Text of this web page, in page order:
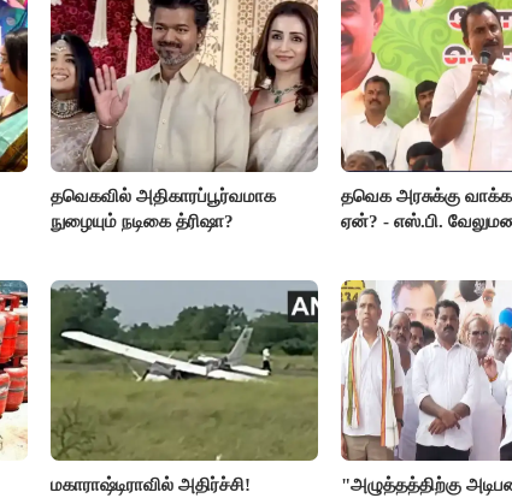
தவெகவில் அதிகாரப்பூர்வமாக
நுழையும் நடிகை த்ரிஷா?
தவெக அரசுக்கு
ஏன்? - எஸ்.பி.
மகாராஷ்டிராவில் அதிர்ச்சி!
"அழுத்தத்திற்கு